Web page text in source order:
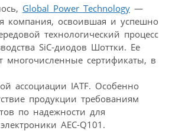
Global Power Technology —
компания, освоившая и успешно
технологический процесс
SiC-диодов Шоттки. Ее
многочисленные сертификаты, в
ассоциации IATF. Особенно
продукции требованиям
по надежности для
AEC-Q101.